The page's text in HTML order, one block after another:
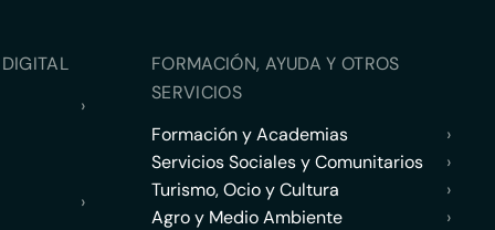
›
›
FORMACIÓN, AYUDA Y OTROS
SERVICIOS
Formación y Academias
›
Servicios Sociales y Comunitarios
›
Turismo, Ocio y Cultura
›
Agro y Medio Ambiente
›